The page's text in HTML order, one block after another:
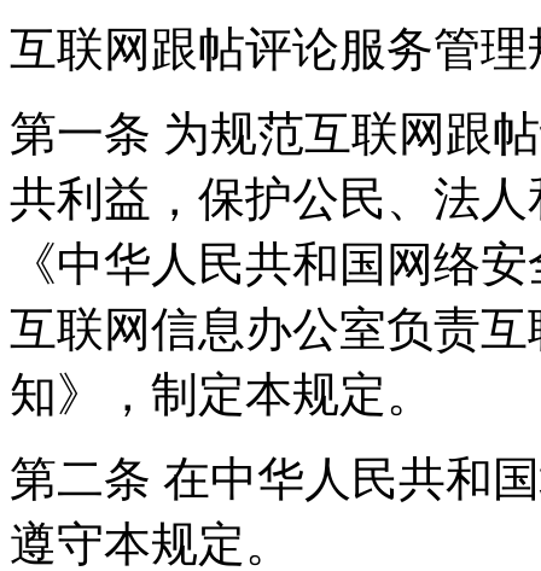
互联网跟帖评论服务管理
第一条 为规范互联网跟
共利益，保护公民、法
《中华人民共和国网络
互联网信息办公室负责
知》，制定本规定。
第二条 在中华人民共和
遵守本规定。